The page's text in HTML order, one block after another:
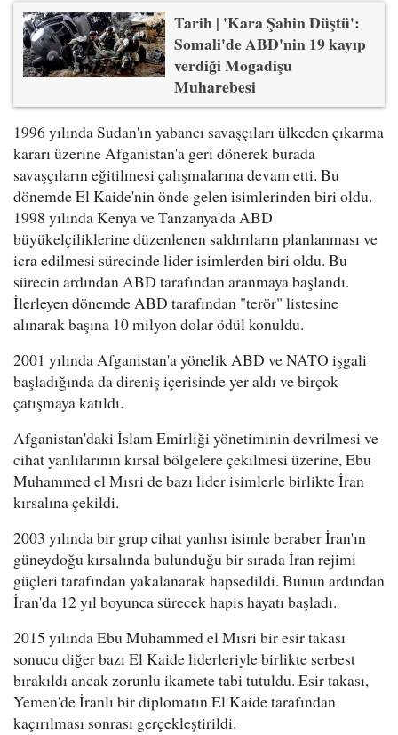
Tarih | 'Kara Şahin Düştü':
Somali'de ABD'nin 19 kayıp
verdiği Mogadişu
Muharebesi
1996 yılında Sudan'ın yabancı savaşçıları ülkeden çıkarma
kararı üzerine Afganistan'a geri dönerek burada
savaşçıların eğitilmesi çalışmalarına devam etti. Bu
dönemde El Kaide'nin önde gelen isimlerinden biri oldu.
1998 yılında Kenya ve Tanzanya'da ABD
büyükelçiliklerine düzenlenen saldırıların planlanması ve
icra edilmesi sürecinde lider isimlerden biri oldu. Bu
sürecin ardından ABD tarafından aranmaya başlandı.
İlerleyen dönemde ABD tarafından "terör" listesine
alınarak başına 10 milyon dolar ödül konuldu.
2001 yılında Afganistan'a yönelik ABD ve NATO işgali
başladığında da direniş içerisinde yer aldı ve birçok
çatışmaya katıldı.
Afganistan'daki İslam Emirliği yönetiminin devrilmesi ve
cihat yanlılarının kırsal bölgelere çekilmesi üzerine, Ebu
Muhammed el Mısri de bazı lider isimlerle birlikte İran
kırsalına çekildi.
2003 yılında bir grup cihat yanlısı isimle beraber İran'ın
güneydoğu kırsalında bulunduğu bir sırada İran rejimi
güçleri tarafından yakalanarak hapsedildi. Bunun ardından
İran'da 12 yıl boyunca sürecek hapis hayatı başladı.
2015 yılında Ebu Muhammed el Mısri bir esir takası
sonucu diğer bazı El Kaide liderleriyle birlikte serbest
bırakıldı ancak zorunlu ikamete tabi tutuldu. Esir takası,
Yemen'de İranlı bir diplomatın El Kaide tarafından
kaçırılması sonrası gerçekleştirildi.